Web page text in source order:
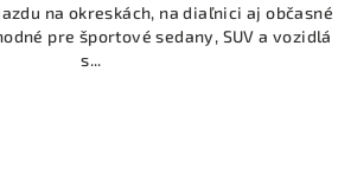
na okreskách, na diaľnici aj občasné
pre športové sedany, SUV a vozidlá
s...